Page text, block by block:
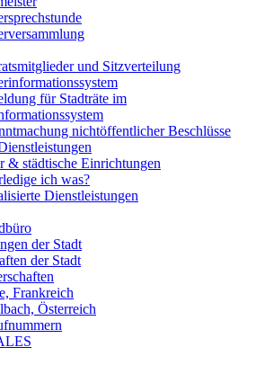
und Sitzverteilung
für Stadträte im
nichtöffentlicher Beschlüsse
& städtische Einrichtungen
ich was?
Dienstleistungen
der Stadt
der Stadt
Frankreich
Österreich